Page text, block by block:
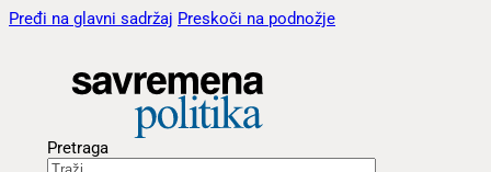
Pređi na glavni sadržaj Preskoči na podnožje
Pretraga